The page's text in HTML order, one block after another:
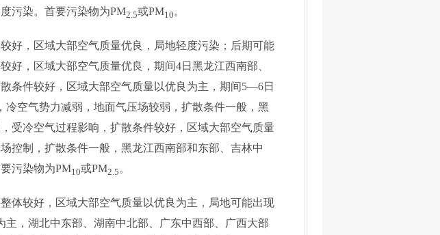
污染。首要污染物为PM2.5或PM10 。
好，区域大部空气质量优良，局地轻度污染；后期可能
，区域大部空气质量优良，期间4日黑龙江西南部、
条件较好，区域大部空气质量以优良为主，期间5—6日
空气势力减弱，地面气压场较弱，扩散条件一般，黑
受冷空气过程影响，扩散条件较好，区域大部空气质量
控制，扩散条件一般，黑龙江西南部和东部、吉林中
污染物为PM10或PM2.5 。
体较好，区域大部空气质量以优良为主，局地可能出现
，湖北中东部、湖南中北部、广东中西部、广西大部